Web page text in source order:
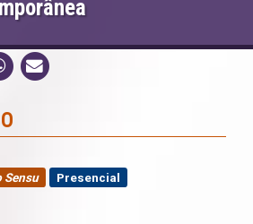
Sensu Presencial